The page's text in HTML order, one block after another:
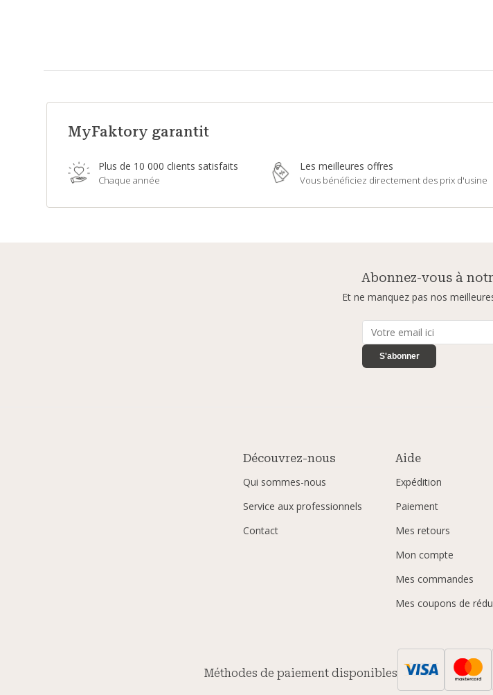
MyFaktory garantit
Plus de 10 000 clients satisfaits
Chaque année
Les meilleures offres
Vous bénéficiez directement des prix d'usine
Abonnez-vous à
Et ne manquez pas nos
S'abonner
Découvrez-nous
Qui sommes-nous
Service aux professionnels
Contact
Aide
Expédition
Paiement
Mes retours
Mon compte
Mes commandes
Mes coupons de
Méthodes de paiement disponibles